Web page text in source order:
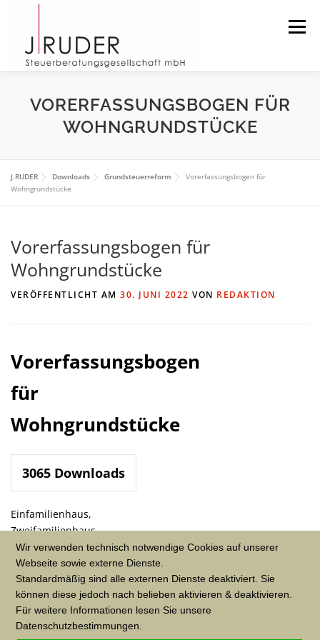
springen
Menü
START AKTUELLES DIE KANZLEI
VORERFASSUNGSBOGEN FÜR
WOHNGRUNDSTÜCKE
J.RUDER Downloads Grundsteuerreform
Vorerfassungsbogen für
Wohngrundstücke
Vorerfassungsbogen für
Wohngrundstücke
VERÖFFENTLICHT AM 30. JUNI 2022 VON REDAKTION
Vorerfassungsbogen
für
Wohngrundstücke
3065 Downloads
Einfamilienhaus,
Zweifamilienhaus,
Wohnungseigentum und
Mietwohngrundstück
Jetzt herunterladen!
Wir verwenden technisch notwendige Cookies auf unserer
Webseite sowie externe Dienste.
Standardmäßig sind alle externen Dienste deaktiviert. Sie
können diese jedoch nach belieben aktivieren & deaktivieren.
Für weitere Informationen lesen Sie unsere
Datenschutzbestimmungen.